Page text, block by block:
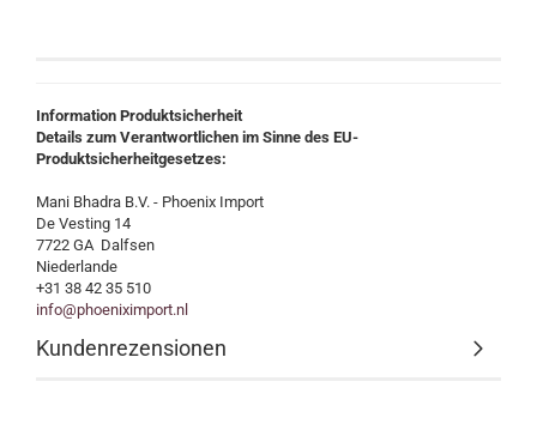
Information Produktsicherheit
Details zum Verantwortlichen im Sinne des EU-
Produktsicherheitgesetzes:
Mani Bhadra B.V. - Phoenix Import
De Vesting 14
7722 GA Dalfsen
Niederlande
+31 38 42 35 510
info@phoeniximport.nl
Kundenrezensionen